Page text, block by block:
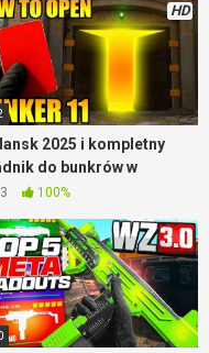
Trochę. Widowiskowa?
i podziwiać, jakie
też, ale szczęście ich
HD
2025 i kompletny
do bunkrów w
100%